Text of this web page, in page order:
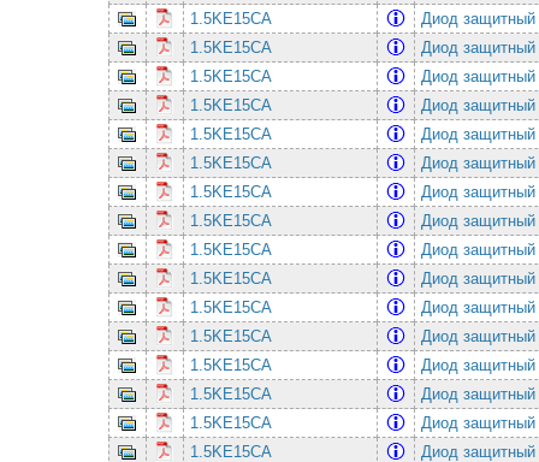
1.5KE15CA
Диод
1.5KE15CA
Диод
1.5KE15CA
Диод
1.5KE15CA
Диод
1.5KE15CA
Диод
1.5KE15CA
Диод
1.5KE15CA
Диод
1.5KE15CA
Диод
1.5KE15CA
Диод
1.5KE15CA
Диод
1.5KE15CA
Диод
1.5KE15CA
Диод
1.5KE15CA
Диод
1.5KE15CA
Диод
1.5KE15CA
Диод
1.5KE15CA
Диод